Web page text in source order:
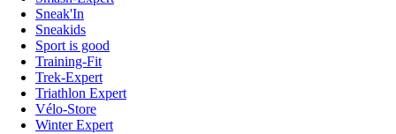
Sneak'In
Sneakids
Sport is good
Training-Fit
Trek-Expert
Triathlon Expert
Vélo-Store
Winter Expert